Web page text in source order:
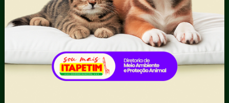
III - Anexo III - Planilha
Orçamentária das Rotas
IV - Rotas georreferenciadas
em execução
Licitações
Termos Aditivos
V - Boletins de medição,